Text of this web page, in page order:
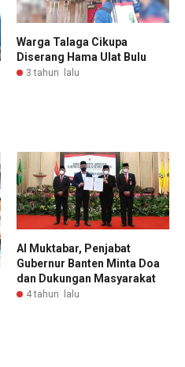
Warga Talaga Cikupa
Diserang Hama Ulat Bulu
3 tahun lalu
Al Muktabar, Penjabat
Gubernur Banten Minta Doa
dan Dukungan Masyarakat
4 tahun lalu